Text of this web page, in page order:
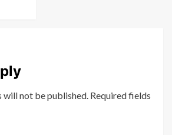
will not be published. Required fields